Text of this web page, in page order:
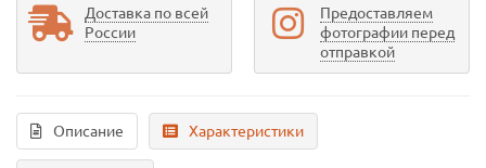
Доставка по всей
России
Предоставляем
фотографии перед
отправкой
Описание Характеристики